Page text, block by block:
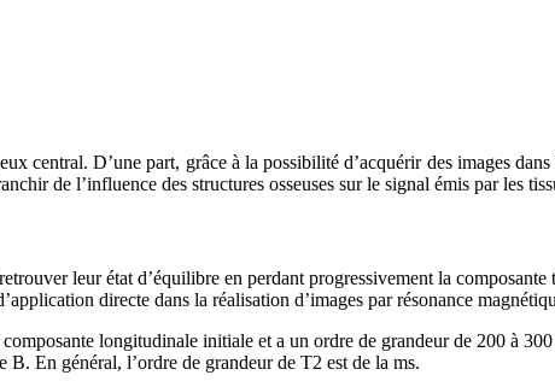
central. D’une part, grâce à la possibilité d’acquérir des images
de l’influence des structures osseuses sur le signal émis par les
leur état d’équilibre en perdant progressivement la
directe dans la réalisation d’images par résonance
longitudinale initiale et a un ordre de grandeur de 200 à
En général, l’ordre de grandeur de T2 est de la ms.